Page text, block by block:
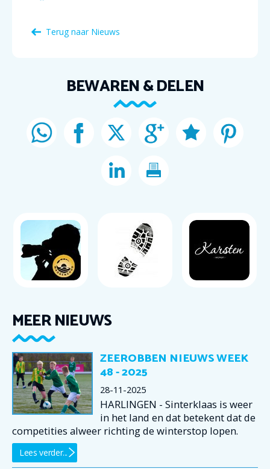
Terug naar Nieuws
BEWAREN & DELEN
MEER NIEUWS
ZEEROBBEN NIEUWS WEEK
48 - 2025
28-11-2025
HARLINGEN - Sinterklaas is weer
in het land en dat betekent dat de
competities alweer richting de winterstop lopen.
Lees verder...